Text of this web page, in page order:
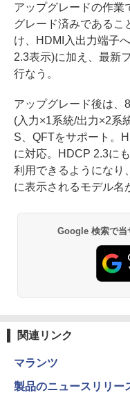
アップグレードの作業
グレード済みであるこ
け、HDMI入出力端子
2.3表示)に加え、最新
行なう。
アップグレード後は、
(入力×1系統/出力×2系
S、QFTをサポート。
に対応。HDCP 2.3に
利用できるようになり
に表示されるモデル名
Google 検索で当
関連リンク
マランツ
製品のニュースリリー